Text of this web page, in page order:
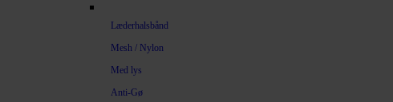
Læderhalsbånd
Mesh / Nylon
Med lys
Anti-Gø